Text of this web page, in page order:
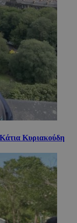
Κυριακούδη